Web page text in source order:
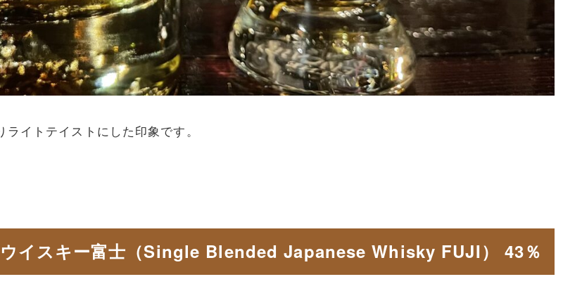
イトテイストにした印象です。
イスキー富士（Single Blended Japanese Whisky FUJI） 43％